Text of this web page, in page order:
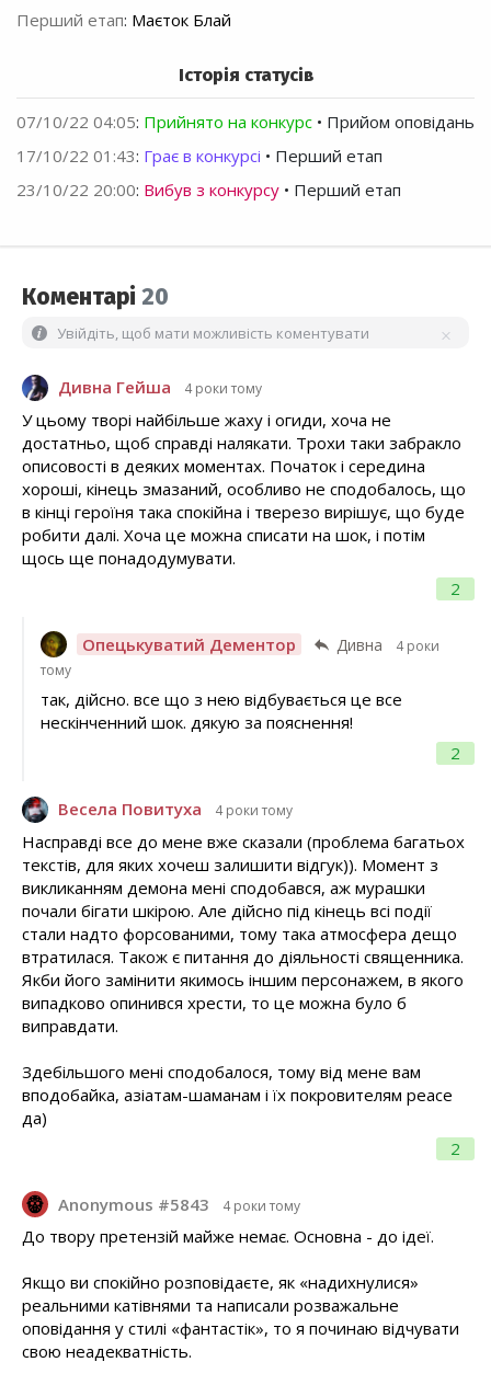
Перший етап: Маєток Блай
Історія статусів
07/10/22 04:05: Прийнято на конкурс • Прийом оповідань
17/10/22 01:43: Грає в конкурсі • Перший етап
23/10/22 20:00: Вибув з конкурсу • Перший етап
Коментарі 20
Увійдіть, щоб мати можливість коментувати
Дивна Гейша 4 роки тому
2
У цьому творі найбільше жаху і огиди, хоча не
достатньо, щоб справді налякати. Трохи таки забракло
описовості в деяких моментах. Початок і середина
хороші, кінець змазаний, особливо не сподобалось, що
в кінці героїня така спокійна і тверезо вирішує, що буде
робити далі. Хоча це можна списати на шок, і потім
щось ще понадодумувати.
Опецькуватий Дементор Дивна
4 роки
тому
2
так, дійсно. все що з нею відбувається це все
нескінченний шок. дякую за пояснення!
Весела Повитуха 4 роки тому
2
Насправді все до мене вже сказали (проблема багатьох
текстів, для яких хочеш залишити відгук)). Момент з
викликанням демона мені сподобався, аж мурашки
почали бігати шкірою. Але дійсно під кінець всі події
стали надто форсованими, тому така атмосфера дещо
втратилася. Також є питання до діяльності священника.
Якби його замінити якимось іншим персонажем, в якого
випадково опинився хрести, то це можна було б
виправдати.
Здебільшого мені сподобалося, тому від мене вам
вподобайка, азіатам-шаманам і їх покровителям peace
да)
Anonymous #5843 4 роки тому
До твору претензій майже немає. Основна - до ідеї.
Якщо ви спокійно розповідаєте, як «надихнулися»
реальними катівнями та написали розважальне
оповідання у стилі «фантастік», то я починаю відчувати
свою неадекватність.